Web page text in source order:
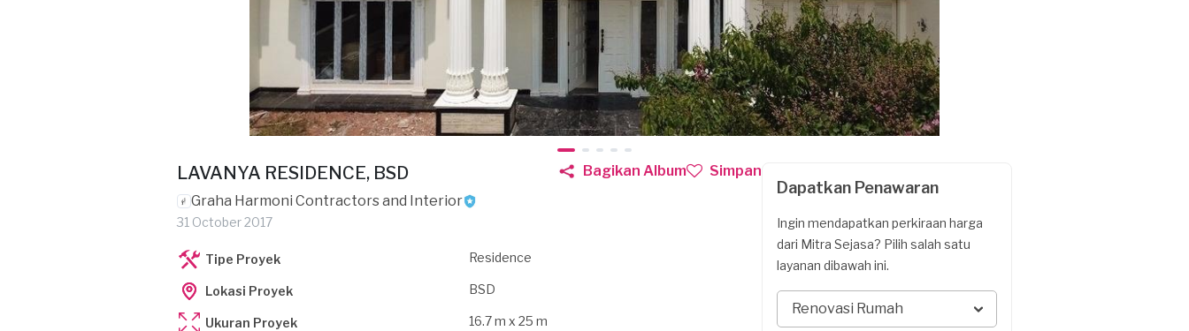
LAVANYA RESIDENCE, BSD
Graha Harmoni Contractors and Interior
31 October 2017
Bagikan Album Simpan
Tipe Proyek Residence
Lokasi Proyek BSD
Ukuran Proyek 16.7 m x 25 m
Dapatkan Penawaran
Ingin mendapatkan perkiraan harga
dari Mitra Sejasa? Pilih salah satu
layanan dibawah ini.
Renovasi Rumah